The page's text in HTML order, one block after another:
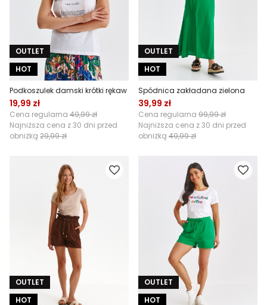
OUTLET
HOT
Podkoszulek damski krótki rękaw
19,99 zł
Cena regularna 49,99 zł
Najniższa cena z 30 dni przed
obniżką 29,99 zł
OUTLET
HOT
Spódnica zakładana zielona
39,99 zł
Cena regularna 99,99 zł
Najniższa cena z 30 dni przed
obniżką 49,99 zł
OUTLET
HOT
OUTLET
HOT